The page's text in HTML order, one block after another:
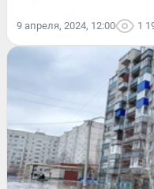
9 апреля, 2024, 12:00 1